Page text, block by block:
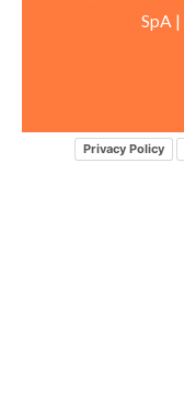
SpA |
Privacy Policy